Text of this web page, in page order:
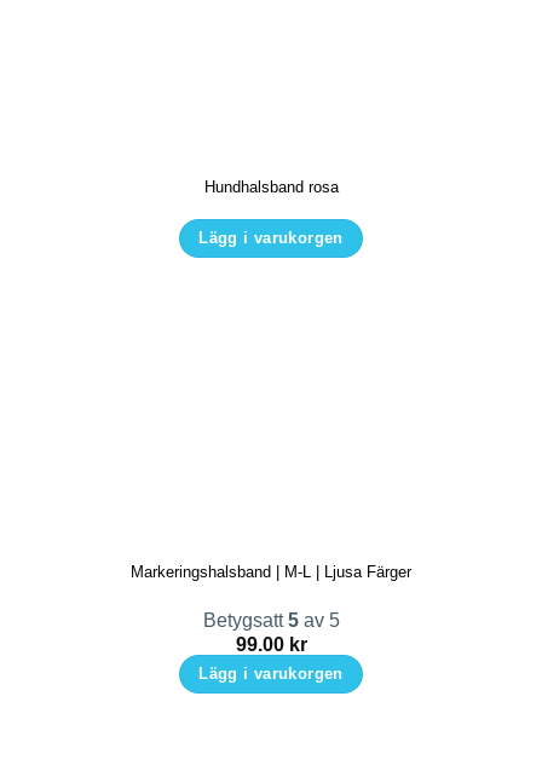
Hundhalsband rosa
Lägg i varukorgen
väljas
produktsidan
Markeringshalsband | M-L | Ljusa Färger
Betygsatt5av 5
99.00 kr
Lägg i varukorgen